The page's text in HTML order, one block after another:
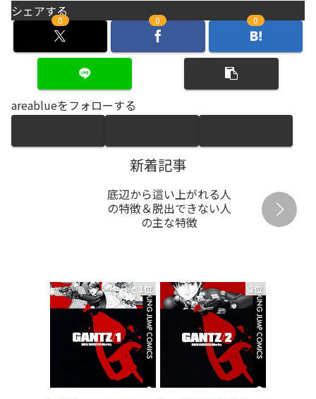
シェアする
0 0 0
areablueをフォローする
新着記事
底辺から這い上がれる人
の特徴＆脱出できない人
の主な特徴
1位 2位